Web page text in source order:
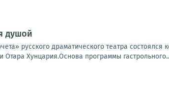
душой
русского драматического театра состоялся
Отара Хунцария.Основа программы